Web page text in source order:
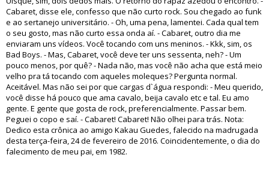
Cabaret, disse ele, confesso que não curto rock. Sou chegado ao funk
e ao sertanejo universitário. - Oh, uma pena, lamentei. Cada qual tem
o seu gosto, mas não curto essa onda aí. - Cabaret, outro dia me
enviaram uns vídeos. Você tocando com uns meninos. - Kkk, sim, os
Bad Boys. - Mas, Cabaret, você deve ter uns sessenta, neh? - Um
pouco menos, por quê? - Nada não, mas você não acha que está meio
velho pra tá tocando com aqueles moleques? Pergunta normal.
Aceitável. Mas não sei por que cargas d`água respondi: - Meu querido,
você disse há pouco que ama cavalo, beija cavalo etc e tal. Eu amo
gente. E gente que gosta de rock, preferencialmente. Passar bem.
Peguei o copo e saí. - Cabaret! Cabaret! Não olhei para trás. Nota:
Dedico esta crônica ao amigo Kakau Guedes, falecido na madrugada
desta terça-feira, 24 de fevereiro de 2016. Coincidentemente, o dia do
falecimento de meu pai, em 1982.